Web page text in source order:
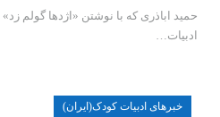
حمید اباذری که با نوشتن «اژدها گولم
ادبیات…
خبرهای ادبیات کودک(ایران)